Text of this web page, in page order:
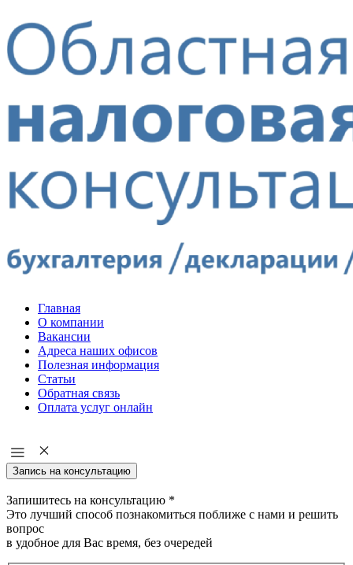
Главная
О компании
Вакансии
Адреса наших офисов
Полезная информация
Статьи
Обратная связь
Оплата услуг онлайн
Запись на консультацию
Запишитесь на консультацию *
Это лучший способ познакомиться поближе с нами и решить
вопрос
в удобное для Вас время, без очередей